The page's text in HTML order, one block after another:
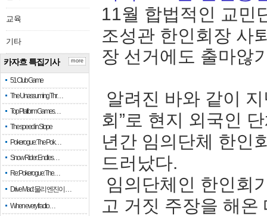
교육
기타
카자흐 특집기사
51 Club Game
The Unassuming Thr…
Top Platform Games…
The speed in Slope
Pokerogue: The Pok…
Snow Rider: Endles…
Re: Pokerogue: The…
Drive Mad: 물리 엔진이 …
When every fractio…
more
11월 합법적인 교민
조성관 한인회장 사
장 선거에도 출마않
알려진 바와 같이
회”로 현지 외국인
년간 임의단체 한인
드러났다.
임의단체인 한인회
고 거짓 주장을 해